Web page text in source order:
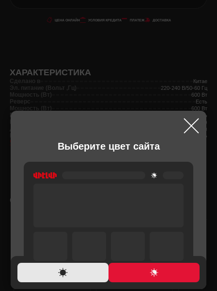
Выберите цвет сайта
ЦЕНА ОНЛАЙН УСЛОВИЯ КРЕДИТА ПЛАТЕЖ ДОСТАВКА
ХАРАКТЕРИСТИКА
Сделано в Китае
Эл. питание (Вольт ,Гц) 220-240 В/50-60 Гц
Мощность (Вт) 600 Вт
Реверс Есть
Мощность (Вт) 600 Вт
Реверс Есть
2.2 (кг)
2 м
1 ступень
Чтобы узнать больше
СОПУТСТВУЮЩИЕ ТОВАРЫ